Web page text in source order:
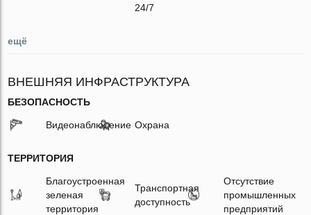
24/7
ещё
ВНЕШНЯЯ ИНФРАСТРУКТУРА
БЕЗОПАСНОСТЬ
Видеонаблюдение Охрана
ТЕРРИТОРИЯ
Благоустроенная
зеленая
территория
Транспортная
доступность
Отсутствие
промышленных
предприятий